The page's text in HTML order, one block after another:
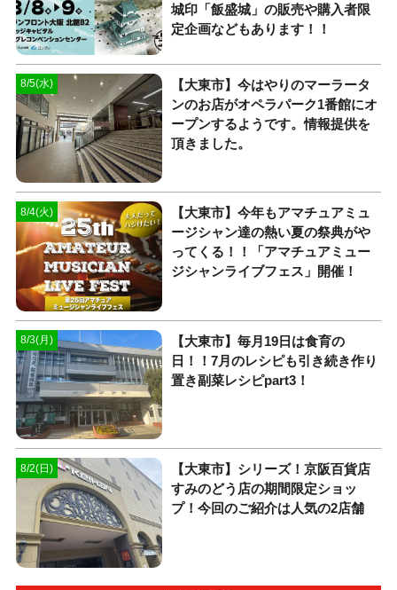
城印「飯盛城」の販売や購入者限
定企画などもあります！！
8/5(水)
【大東市】今はやりのマーラータ
ンのお店がオペラパーク1番館にオ
ープンするようです。情報提供を
頂きました。
8/4(火)
【大東市】今年もアマチュアミュ
ージシャン達の熱い夏の祭典がや
ってくる！！「アマチュアミュー
ジシャンライブフェス」開催！
8/3(月)
【大東市】毎月19日は食育の
日！！7月のレシピも引き続き作り
置き副菜レシピpart3！
8/2(日)
【大東市】シリーズ！京阪百貨店
すみのどう店の期間限定ショッ
プ！今回のご紹介は人気の2店舗